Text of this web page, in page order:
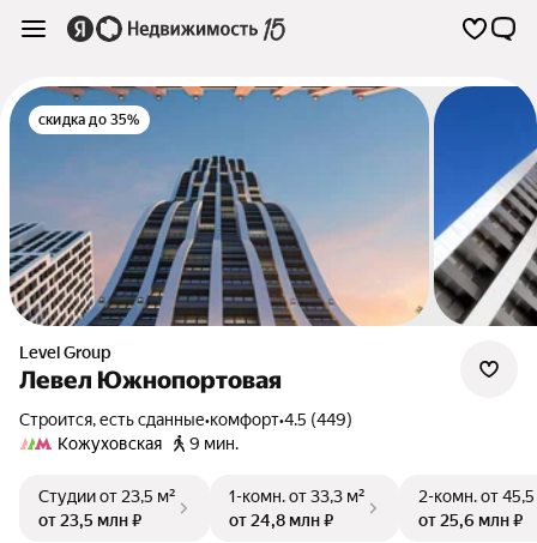
скидка до 35%
Level Group
Левел Южнопортовая
Строится, есть сданные•комфорт•4.5 (449)
Кожуховская
9 мин.
Студииот 23,5 м²
от 23,5 млн ₽
1-комн.от 33,3 м²
от 24,8 млн ₽
2-комн.от
от 25,6 млн ₽